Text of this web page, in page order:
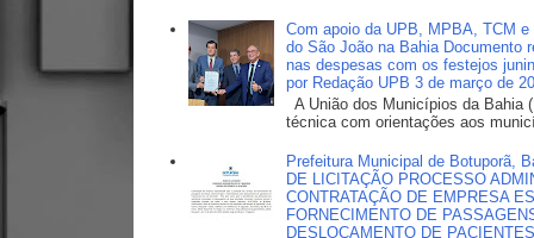
Com apoio da UPB, MPBA, TCM
do São João na Bahia Documento
nas despesas com os festejos
por Redação UPB 3 de março de
A União dos Municípios da Bahia
técnica com orientações aos
Prefeitura Municipal de Botuporã,
DE LICITAÇÃO PROCESSO
CONTRATAÇÃO DE EMPRESA
FORNECIMENTO DE
DESLOCAMENTO DE